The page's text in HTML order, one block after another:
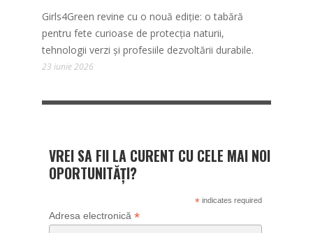
Girls4Green revine cu o nouă ediție: o tabără
pentru fete curioase de protecția naturii,
tehnologii verzi și profesiile dezvoltării durabile.
23 iunie 2026
VREI SA FII LA CURENT CU CELE MAI NOI
OPORTUNITĂȚI?
* indicates required
Adresa electronică *